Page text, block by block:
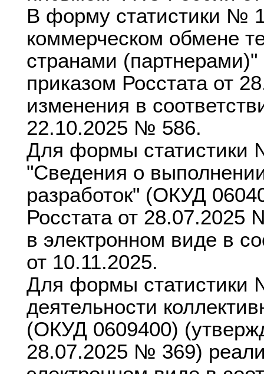
В форму статистики №
коммерческом обмене
странами
приказом Росстата от
изменения в
22.10.2025 № 586.
Для формы статистики
"Сведения о
разработок" (ОКУД
Росстата от 28.07.2025
в электронном виде в
от 10.11.2025.
Для формы
деятельности
(ОКУД 0609400)
28.07.2025 № 369)